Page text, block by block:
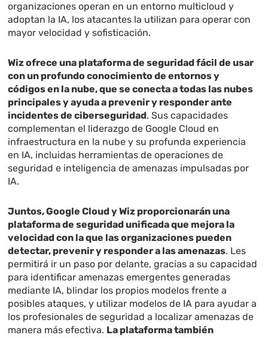
organizaciones operan en un entorno multicloud y
adoptan la IA, los atacantes la utilizan para operar con
mayor velocidad y sofisticación.
Wiz ofrece una plataforma de seguridad fácil de usar
con un profundo conocimiento de entornos y
códigos en la nube, que se conecta a todas las nubes
principales y ayuda a prevenir y responder ante
incidentes de ciberseguridad. Sus capacidades
complementan el liderazgo de Google Cloud en
infraestructura en la nube y su profunda experiencia
en IA, incluidas herramientas de operaciones de
seguridad e inteligencia de amenazas impulsadas por
IA.
Juntos, Google Cloud y Wiz proporcionarán una
plataforma de seguridad unificada que mejora la
velocidad con la que las organizaciones pueden
detectar, prevenir y responder a las amenazas. Les
permitirá ir un paso por delante, gracias a su capacidad
para identificar amenazas emergentes generadas
mediante IA, blindar los propios modelos frente a
posibles ataques, y utilizar modelos de IA para ayudar a
los profesionales de seguridad a localizar amenazas de
manera más efectiva. La plataforma también